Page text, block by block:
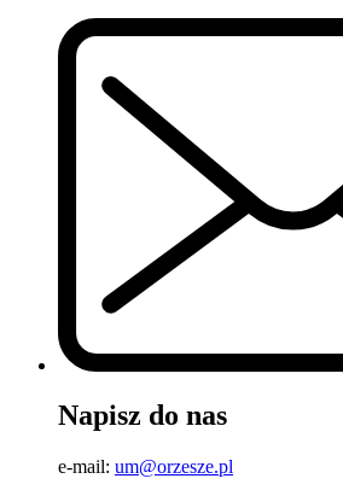
Napisz do nas
e-mail: um@orzesze.pl